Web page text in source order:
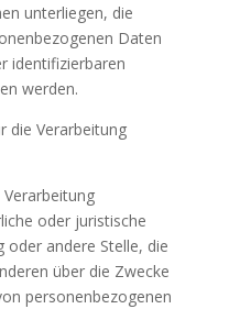
unterliegen, die
Daten
identifizierbaren
werden.
Verarbeitung
oder juristische
oder andere Stelle, die
über die Zwecke
personenbezogenen